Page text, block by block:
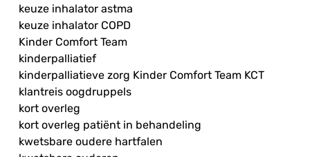
keuze inhalator astma
keuze inhalator COPD
Kinder Comfort Team
kinderpalliatief
kinderpalliatieve zorg Kinder Comfort Team KCT
klantreis oogdruppels
kort overleg
kort overleg patiënt in behandeling
kwetsbare oudere hartfalen